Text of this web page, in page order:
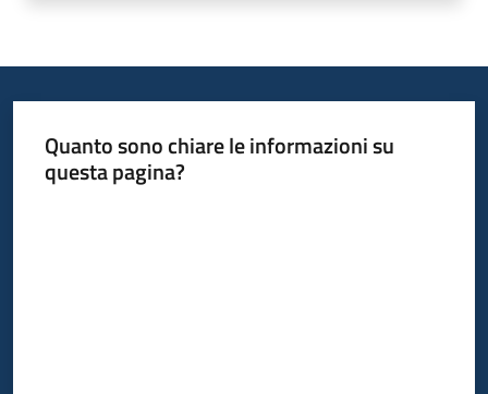
telematiche
Quanto sono chiare le informazioni su
questa pagina?